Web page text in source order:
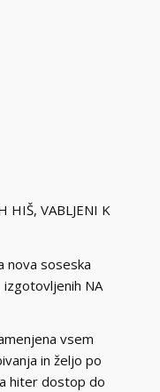
HIŠ, VABLJENI K
nova soseska
NA
vsem
in željo po
hiter dostop do